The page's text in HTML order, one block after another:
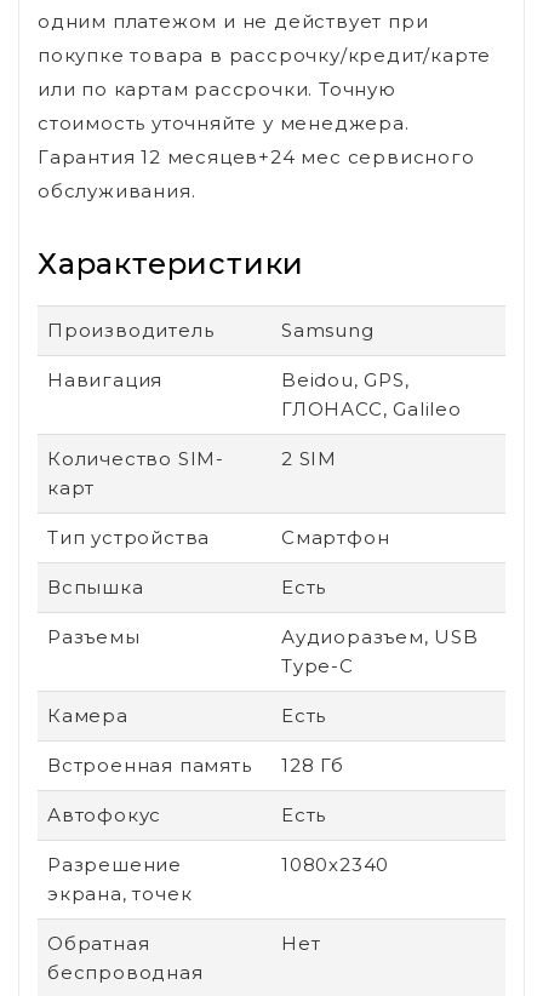
одним платежом и не действует при
покупке товара в рассрочку/кредит/карте
или по картам рассрочки. Точную
стоимость уточняйте у менеджера.
Гарантия 12 месяцев+24 мес сервисного
обслуживания.
Характеристики
Производитель Samsung
Навигация
Beidou, GPS,
ГЛОНАСС, Galileo
Количество SIM-
карт
2 SIM
Тип устройства Смартфон
Вспышка Есть
Разъемы
Аудиоразъем, USB
Type-C
Камера Есть
Встроенная память 128 Гб
Автофокус Есть
Разрешение
экрана, точек
1080х2340
Обратная
беспроводная
Нет